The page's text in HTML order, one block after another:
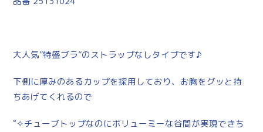
大人気”特盛ブラ”のストラップなしタイプです♪
下側に厚みのあるカップを採用しており、お胸をグッと持
ちあげてくれるので
˚✧チューブトップなのにボリューミーな谷間が実現できち